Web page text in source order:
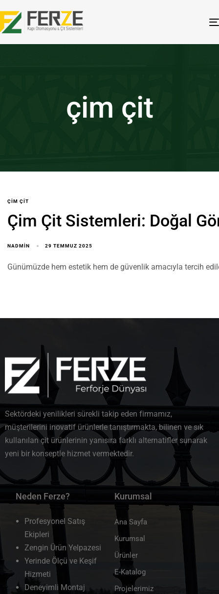
çim çit
ÇIM ÇIT
Çim Çit Sistemleri: Doğal
NADMIN 29 TEMMUZ 2025
Günümüzde hem estetik hem de güvenlik amacıyla tercih
Sektördeki yenilikleri sürekli takip eden firmamız,
müşterilerini inovatif ürünlerle tanıştırmakta, bilinen ve sık
kullanılan çit ürünlerinin yanısıra farklı alternatifler sunarak
yeni bir konseptle hizmet vermektedir.
Neden Ferze?
Profesyonel Satış
Ekipleri
Zengin Ürün Yelpazesi
Yerinde Ölçü ve Keşif
Hizmeti
Deneyimli Montaj
Kurumsal
Ana Sayfa
Kurumsal
Ürünler
E-Katalog
Projelerimiz